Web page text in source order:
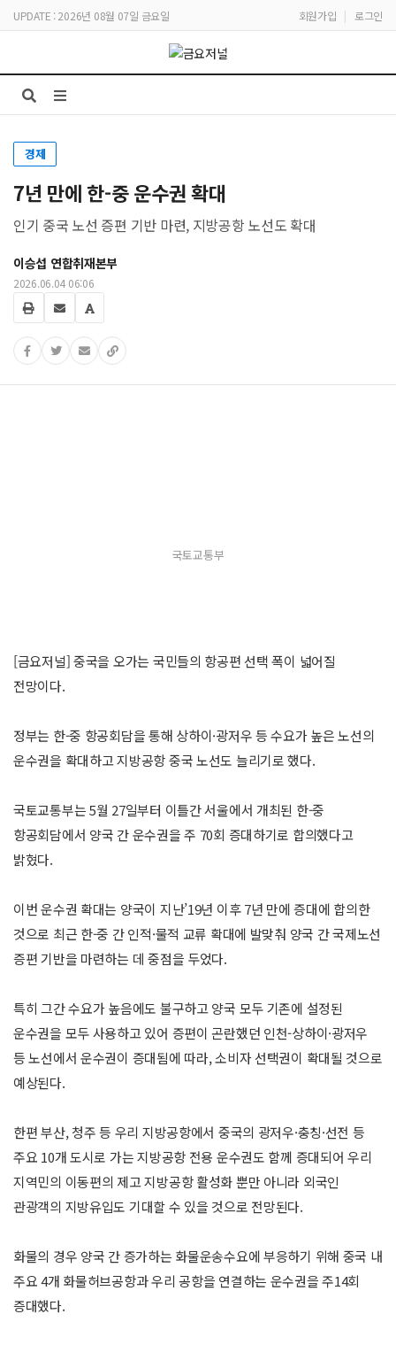
UPDATE : 2026년 08월 07일 금요일 회원가입 | 로그인
경제
7년 만에 한-중 운수권 확대
인기 중국 노선 증편 기반 마련, 지방공항 노선도 확대
이승섭 연합취재본부
2026.06.04 06:06
국토교통부
[금요저널] 중국을 오가는 국민들의 항공편 선택 폭이 넓어질
전망이다.
정부는 한-중 항공회담을 통해 상하이·광저우 등 수요가 높은 노선의
운수권을 확대하고 지방공항 중국 노선도 늘리기로 했다.
국토교통부는 5월 27일부터 이틀간 서울에서 개최된 한-중
항공회담에서 양국 간 운수권을 주 70회 증대하기로 합의했다고
밝혔다.
이번 운수권 확대는 양국이 지난’19년 이후 7년 만에 증대에 합의한
것으로 최근 한-중 간 인적·물적 교류 확대에 발맞춰 양국 간 국제노선
증편 기반을 마련하는 데 중점을 두었다.
특히 그간 수요가 높음에도 불구하고 양국 모두 기존에 설정된
운수권을 모두 사용하고 있어 증편이 곤란했던 인천-상하이·광저우
등 노선에서 운수권이 증대됨에 따라, 소비자 선택권이 확대될 것으로
예상된다.
한편 부산, 청주 등 우리 지방공항에서 중국의 광저우·충칭·선전 등
주요 10개 도시로 가는 지방공항 전용 운수권도 함께 증대되어 우리
지역민의 이동편의 제고 지방공항 활성화 뿐만 아니라 외국인
관광객의 지방유입도 기대할 수 있을 것으로 전망된다.
화물의 경우 양국 간 증가하는 화물운송수요에 부응하기 위해 중국 내
주요 4개 화물허브공항과 우리 공항을 연결하는 운수권을 주14회
증대했다.